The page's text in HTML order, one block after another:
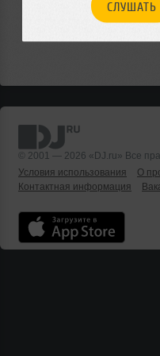
СЛУШАТЬ
© 2001 — 2026 «DJ.ru» Все
Условия использования
О
Контактная информация